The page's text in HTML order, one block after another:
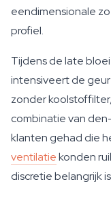
eendimensionale
profiel.
Tijdens de late
intensiveert de
zonder
combinatie van
klanten gehad die
ventilatiekonden
discretie belangrijk